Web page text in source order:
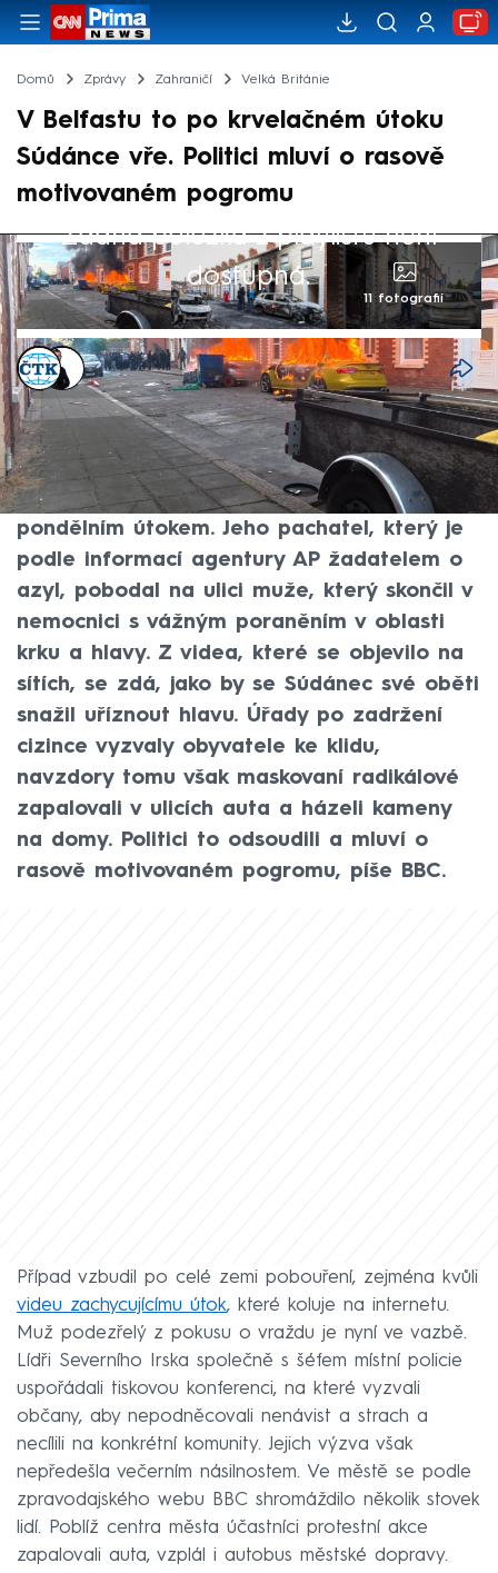
Domů Zprávy Zahraničí Velká Británie
V Belfastu to po krvelačném útoku
Súdánce vře. Politici mluví o rasově
motivovaném pogromu
Žádná položka z playlistu není
dostupná.
11 fotografií
ČTK,Václav Černý
10. čvn 2026, 11:39
V severoirském Belfastu v úterý večer
propukly násilnosti. Místní vyšli do ulic poté,
co policie zadržela Súdánce v souvislosti s
pondělním útokem. Jeho pachatel, který je
podle informací agentury AP žadatelem o
azyl, pobodal na ulici muže, který skončil v
nemocnici s vážným poraněním v oblasti
krku a hlavy. Z videa, které se objevilo na
sítích, se zdá, jako by se Súdánec své oběti
snažil uříznout hlavu. Úřady po zadržení
cizince vyzvaly obyvatele ke klidu,
navzdory tomu však maskovaní radikálové
zapalovali v ulicích auta a házeli kameny
na domy. Politici to odsoudili a mluví o
rasově motivovaném pogromu, píše BBC.
Případ vzbudil po celé zemi pobouření, zejména kvůli
videu zachycujícímu útok, které koluje na internetu.
Muž podezřelý z pokusu o vraždu je nyní ve vazbě.
Lídři Severního Irska společně s šéfem místní policie
uspořádali tiskovou konferenci, na které vyzvali
občany, aby nepodněcovali nenávist a strach a
necílili na konkrétní komunity. Jejich výzva však
nepředešla večerním násilnostem. Ve městě se podle
zpravodajského webu BBC shromáždilo několik stovek
lidí. Poblíž centra města účastníci protestní akce
zapalovali auta, vzplál i autobus městské dopravy.